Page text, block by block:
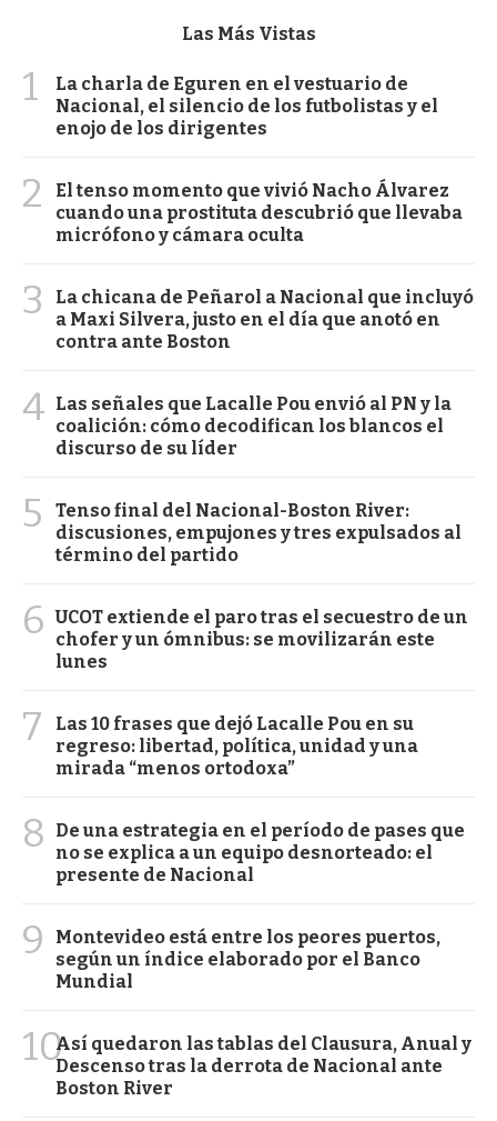
Las Más Vistas
1
La charla de Eguren en el vestuario de
Nacional, el silencio de los futbolistas y el
enojo de los dirigentes
2
El tenso momento que vivió Nacho Álvarez
cuando una prostituta descubrió que llevaba
micrófono y cámara oculta
3
La chicana de Peñarol a Nacional que incluyó
a Maxi Silvera, justo en el día que anotó en
contra ante Boston
4 Las señales que Lacalle Pou envió al PN y la
coalición: cómo decodifican los blancos el
discurso de su líder
5
Tenso final del Nacional-Boston River:
discusiones, empujones y tres expulsados al
término del partido
6 UCOT extiende el paro tras el secuestro de un
chofer y un ómnibus: se movilizarán este
lunes
7
Las 10 frases que dejó Lacalle Pou en su
regreso: libertad, política, unidad y una
mirada “menos ortodoxa”
8
De una estrategia en el período de pases que
no se explica a un equipo desnorteado: el
presente de Nacional
9
Montevideo está entre los peores puertos,
según un índice elaborado por el Banco
Mundial
10Así quedaron las tablas del Clausura, Anual y
Descenso tras la derrota de Nacional ante
Boston River